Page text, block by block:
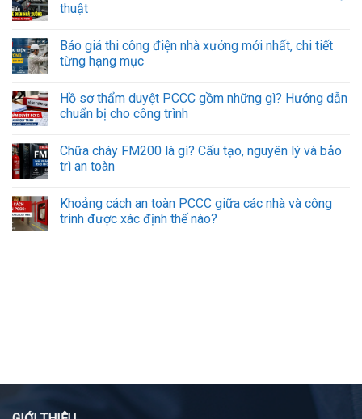
thuật
Báo giá thi công điện nhà xưởng mới nhất, chi tiết
từng hạng mục
Hồ sơ thẩm duyệt PCCC gồm những gì? Hướng dẫn
chuẩn bị cho công trình
Chữa cháy FM200 là gì? Cấu tạo, nguyên lý và bảo
trì an toàn
Khoảng cách an toàn PCCC giữa các nhà và công
trình được xác định thế nào?